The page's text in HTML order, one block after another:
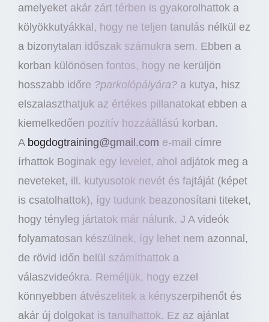
amelyeket akár zárt térben is gyakorolhattok a
kölyökkutyákkal, hogy ne teljen tanulás nélkül ez
a bizonytalan időszak számukra sem. Ebben a
korban különösen fontos, hogy ne kerüljön
hosszabb időre ?parkolópályára? a kutya, hisz
elszalaszthatjuk az értékes pillanatokat ebben a
kiemelkedően pozitív hozzáállású korban.
A bogdogtraining@gmail.com e-mail címre
írhattok Boginak egy levelet, ahol adjátok meg a
neveteket, ill. kutyusotok nevét és fajtáját (képet
is csatolhattok), így tudunk beazonosítani titeket,
hogy tényleg jártatok már nálunk. J A videók
folyamatosan készülnek, így lehet nem azonnal,
de rövid időn belül számíthattok a
válaszvideókra. Reméljük, hogy ezzel
könnyebben átvészelitek a kényszerpihenőt és
akár új dolgokat is tanulhattok. Ez az ajánlat